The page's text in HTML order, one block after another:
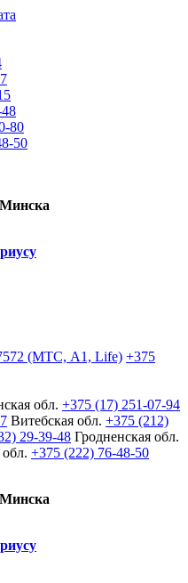
80
50
Минска
(МТС, A1, Life) +375
обл. +375 (17) 251-07-94
Витебская обл. +375 (212)
29-39-48 Гродненская обл.
+375 (222) 76-48-50
Минска